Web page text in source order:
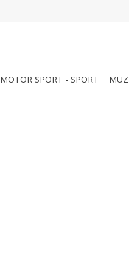
MOTOR SPORT - SPORT